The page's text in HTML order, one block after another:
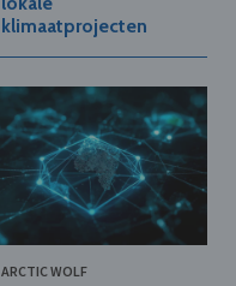
klimaatprojecten
ARCTIC WOLF